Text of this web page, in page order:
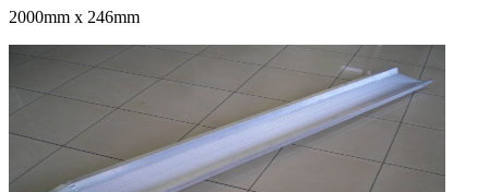
2000mm x 246mm